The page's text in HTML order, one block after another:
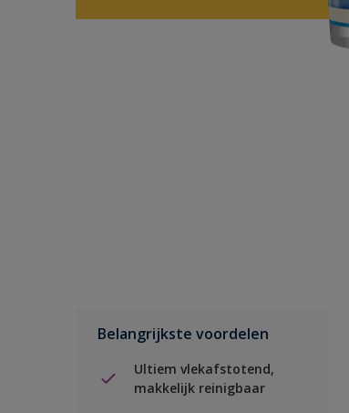
Belangrijkste voordelen
Ultiem vlekafstotend,
makkelijk reinigbaar